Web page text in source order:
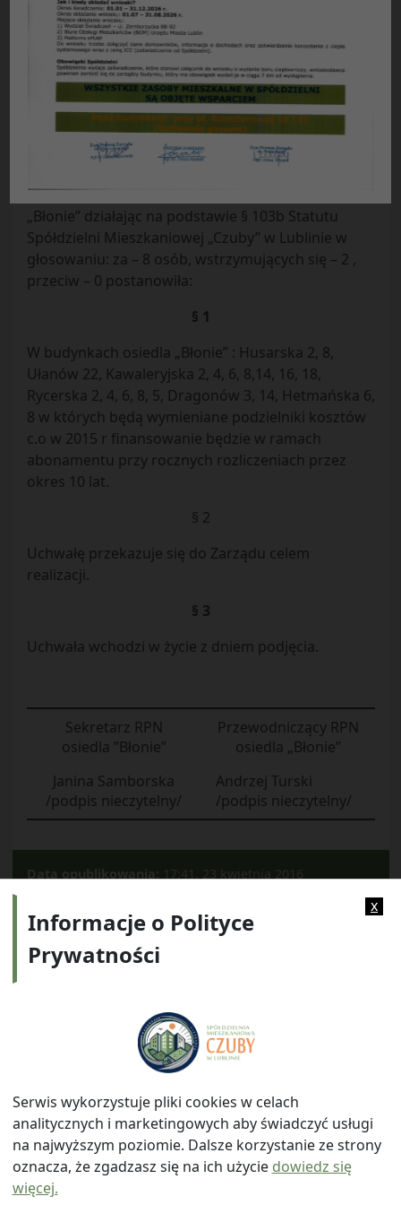
Uchwała nr 20/21/2014
Rady Przedstawicieli Nieruchomości osiedla
„Błonie”
z dnia 10.11.2014 r.
w sprawie:finansowania podzielników kosztów
osiedla „Błonie na rok 2015.
Rada Przedstawicieli Nieruchomości Osiedla
„Błonie” działając na podstawie § 103b Statutu
Spółdzielni Mieszkaniowej „Czuby” w Lublinie w
głosowaniu: za – 8 osób, wstrzymujących się – 2 ,
przeciw – 0 postanowiła:
§ 1
W budynkach osiedla „Błonie” : Husarska 2, 8,
Ułanów 22, Kawaleryjska 2, 4, 6, 8,14, 16, 18,
Rycerska 2, 4, 6, 8, 5, Dragonów 3, 14, Hetmańska 6,
8 w których będą wymieniane podzielniki kosztów
c.o w 2015 r finansowanie będzie w ramach
abonamentu przy rocznych rozliczeniach przez
okres 10 lat.
§ 2
Uchwałę przekazuje się do Zarządu celem
realizacji.
§ 3
Uchwała wchodzi w życie z dniem podjęcia.
Sekretarz RPN
osiedla ”Błonie”
Janina Samborska
/podpis nieczytelny/
Przewodniczący RPN
osiedla „Błonie”
Andrzej Turski
/podpis nieczytelny/
Data opublikowania: 17:41, 23 kwietnia 2016
ul. Watykańska 6, 20-538 Lublin
Telefon: 814641700 E-mail: info@smczuby.pl
© 2026
x
Informacje o Polityce
Prywatności
Serwis wykorzystuje pliki cookies w celach
analitycznych i marketingowych aby świadczyć usługi
na najwyższym poziomie. Dalsze korzystanie ze strony
oznacza, że zgadzasz się na ich użycie dowiedz się
więcej.